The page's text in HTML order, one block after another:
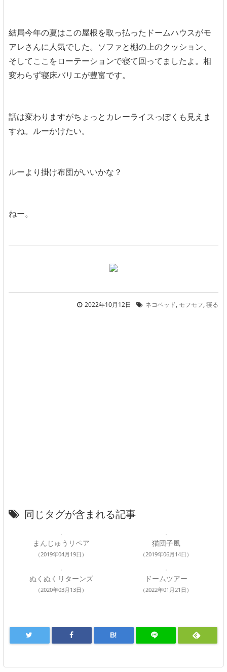
結局今年の夏はこの屋根を取っ払ったドームハウスがモ
アレさんに人気でした。ソファと棚の上のクッション、
そしてここをローテーションで寝て回ってましたよ。相
変わらず寝床バリエが豊富です。
話は変わりますがちょっとカレーライスっぽくも見えま
すね。ルーかけたい。
ルーより掛け布団がいいかな？
ねー。
2022年10月12日 ネコベッド, モフモフ,寝る
同じタグが含まれる記事
まんじゅうリペア
（2019年04月19日）
猫団子風
（2019年06月14日）
ぬくぬくリターンズ
（2020年03月13日）
ドームツアー
（2022年01月21日）
B!